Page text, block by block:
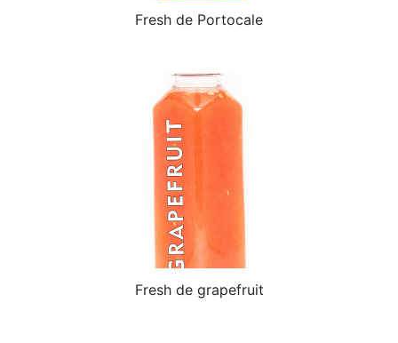
Fresh de Portocale
Fresh de grapefruit